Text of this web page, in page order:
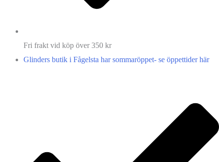
Fri frakt vid köp över 350 kr
Glinders butik i Fågelsta har sommaröppet- se öppettider här